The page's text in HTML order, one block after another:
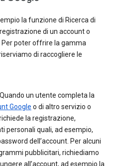
la funzione di Ricerca di
di un account o
Per poter offrire la gamma
di raccogliere le
un utente completa la
Google o di altro servizio o
la registrazione,
personali quali, ad esempio,
dell’account. Per alcuni
pubblicitari, richiediamo
all’account, ad esempio la